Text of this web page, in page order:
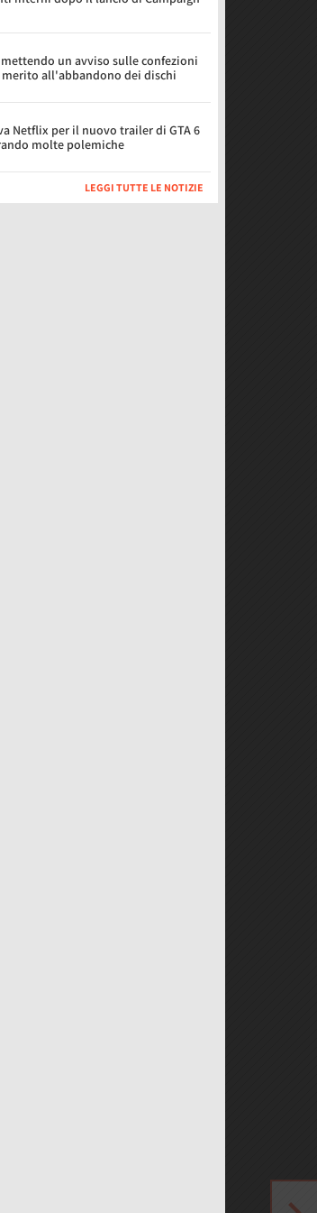
un avviso sulle confezioni
merito all'abbandono dei dischi
Netflix per il nuovo trailer di GTA 6
molte polemiche
LEGGI TUTTE LE NOTIZIE